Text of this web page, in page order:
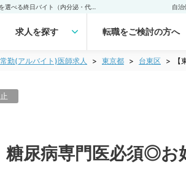
自治
求人を探す 転職をご検討の方へ
勤(アルバイト)医師求人 東京都 台東区
糖尿病専門医必須◎